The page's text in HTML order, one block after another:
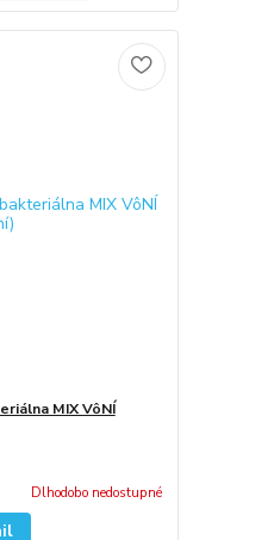
MIX VôNÍ
Dlhodobo nedostupné